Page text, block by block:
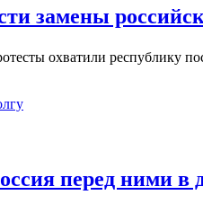
замены
охватили республику
перед ними в